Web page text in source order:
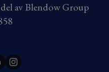
av Blendow Group